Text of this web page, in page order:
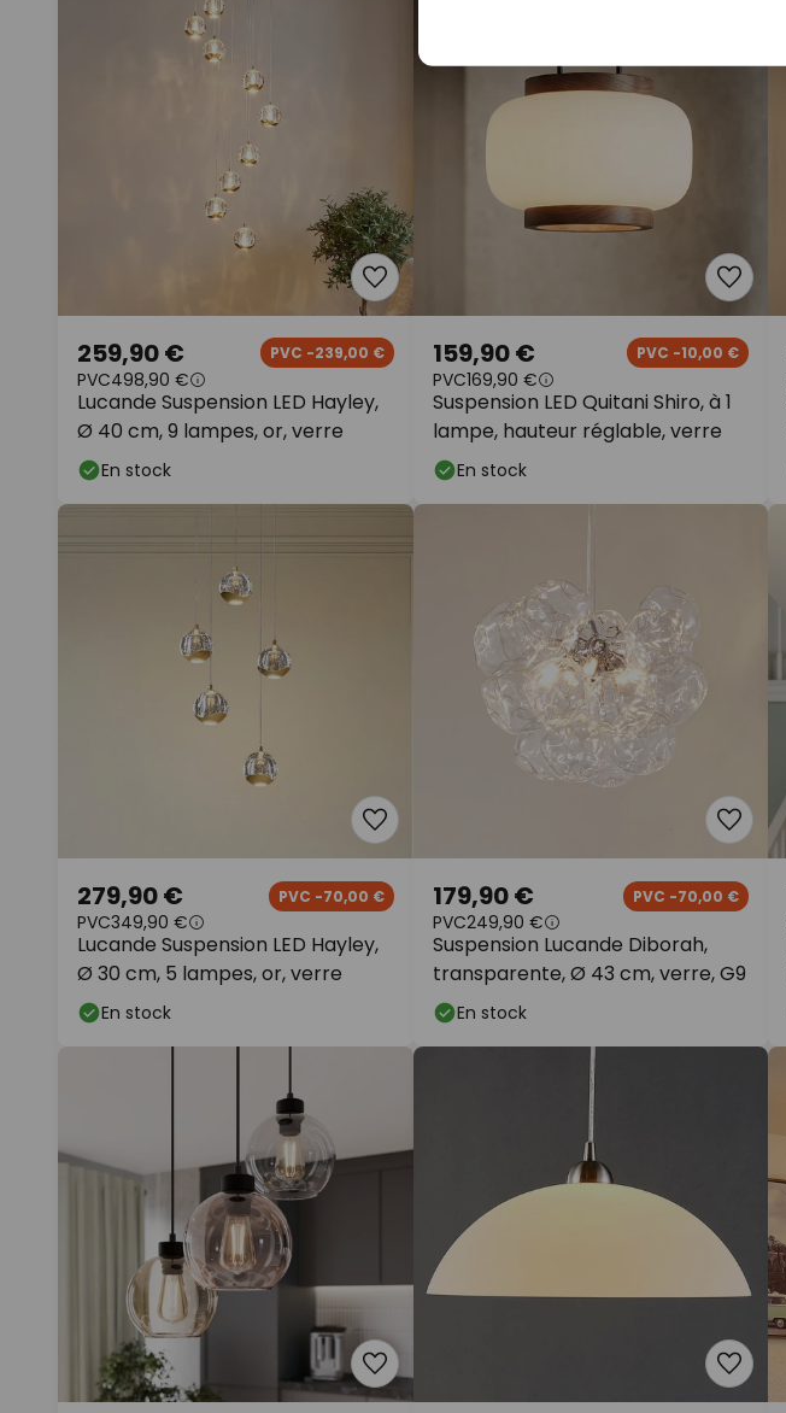
Lucande Suspension LED Hayley,
Ø 40 cm, 9 lampes, or, verre
259,90 € PVC -239,00 €
PVC498,90 €
En stock
Suspension LED Quitani Shiro, à 1
lampe, hauteur réglable, verre
159,90 € PVC -10,00 €
PVC169,90 €
En stock
Lucande Suspension LED Hayley,
Ø 30 cm, 5 lampes, or, verre
279,90 € PVC -70,00 €
PVC349,90 €
En stock
Suspension Lucande Diborah,
transparente, Ø 43 cm, verre, G9
179,90 € PVC -70,00 €
PVC249,90 €
En stock